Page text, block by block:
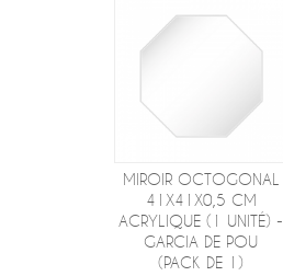
MIROIR OCTOGONAL
41X41X0,5 CM
ACRYLIQUE (1 UNITÉ) -
GARCIA DE POU
(PACK DE 1)